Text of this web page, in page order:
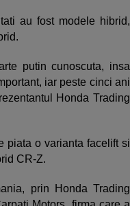
au fost modele hibrid,
putin cunoscuta, insa
iar peste cinci ani
Honda Trading
piata o varianta facelift si
CR-Z.
prin Honda Trading